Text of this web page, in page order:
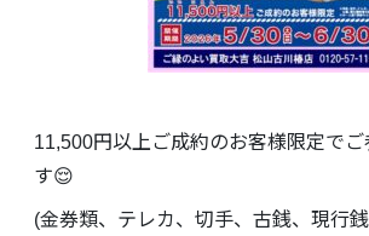
11,500円以上ご成約のお客様限定で
す😌
(金券類、テレカ、切手、古銭、現行